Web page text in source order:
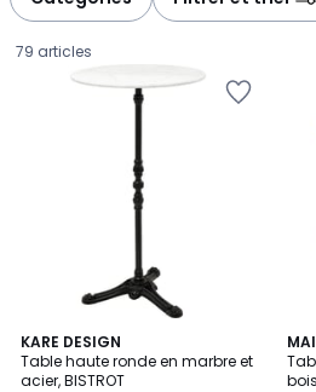
79 articles
KARE DESIGN
Table haute ronde en marbre et
acier, BISTROT
2